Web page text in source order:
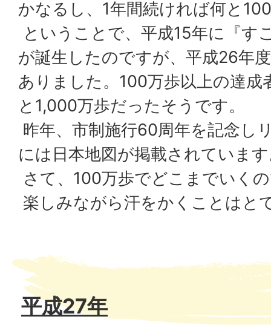
かなるし、1年間続ければ何と
ということで、平成15年に『す
が誕生したのですが、平成26年
ありました。100万歩以上の達成
と1,000万歩だったそうです。
昨年、市制施行60周年を記念し
には日本地図が掲載されていま
さて、100万歩でどこまでいく
楽しみながら汗をかくことはと
平成27年